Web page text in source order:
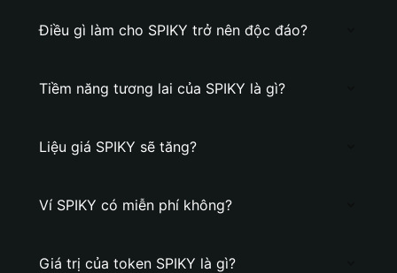
Điều gì làm cho SPIKY trở nên độc đáo?
Tiềm năng tương lai của SPIKY là gì?
Liệu giá SPIKY sẽ tăng?
Ví SPIKY có miễn phí không?
Giá trị của token SPIKY là gì?